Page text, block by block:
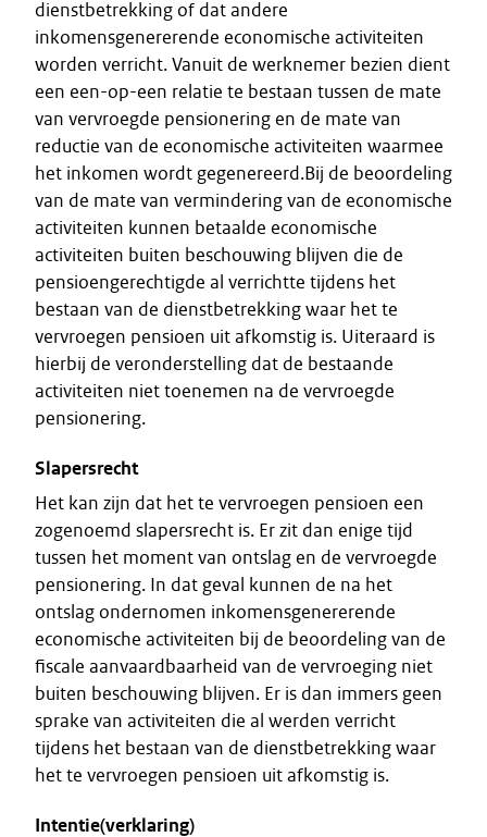
dienstbetrekking of dat andere
inkomensgenererende economische activiteiten
worden verricht. Vanuit de werknemer bezien dient
een een-op-een relatie te bestaan tussen de mate
van vervroegde pensionering en de mate van
reductie van de economische activiteiten waarmee
het inkomen wordt gegenereerd.Bij de beoordeling
van de mate van vermindering van de economische
activiteiten kunnen betaalde economische
activiteiten buiten beschouwing blijven die de
pensioengerechtigde al verrichtte tijdens het
bestaan van de dienstbetrekking waar het te
vervroegen pensioen uit afkomstig is. Uiteraard is
hierbij de veronderstelling dat de bestaande
activiteiten niet toenemen na de vervroegde
pensionering.
Slapersrecht
Het kan zijn dat het te vervroegen pensioen een
zogenoemd slapersrecht is. Er zit dan enige tijd
tussen het moment van ontslag en de vervroegde
pensionering. In dat geval kunnen de na het
ontslag ondernomen inkomensgenererende
economische activiteiten bij de beoordeling van de
fiscale aanvaardbaarheid van de vervroeging niet
buiten beschouwing blijven. Er is dan immers geen
sprake van activiteiten die al werden verricht
tijdens het bestaan van de dienstbetrekking waar
het te vervroegen pensioen uit afkomstig is.
Intentie(verklaring)